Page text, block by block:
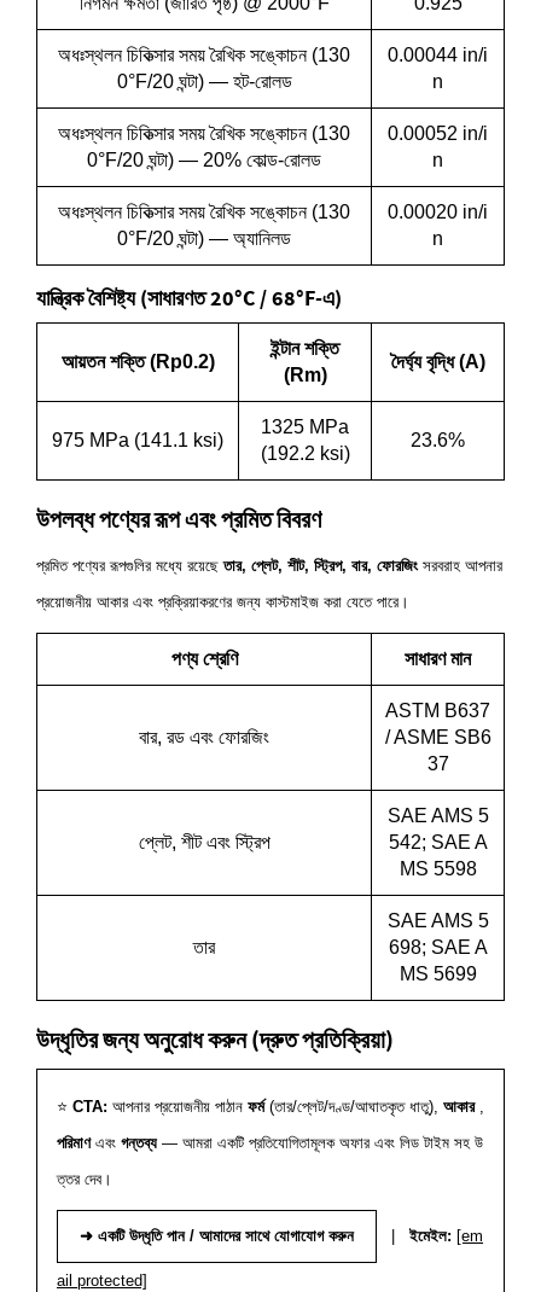
অধঃস্থলন চিকিত্সার সময় রৈখিক সঙ্কোচন (130
0°F/20 ঘন্টা) — হট-রোলড
0.00044 in/i
n
অধঃস্থলন চিকিত্সার সময় রৈখিক সঙ্কোচন (130
0°F/20 ঘন্টা) — 20% কোল্ড-রোলড
0.00052 in/i
n
অধঃস্থলন চিকিত্সার সময় রৈখিক সঙ্কোচন (130
0°F/20 ঘন্টা) — অ্যানিলড
0.00020 in/i
n
যান্ত্রিক বৈশিষ্ট্য (সাধারণত 20°C / 68°F-এ)
আয়তন শক্তি (Rp0.2)
ইন্টান শক্তি
(Rm)
দৈর্ঘ্য বৃদ্ধি (A)
975 MPa (141.1 ksi)
1325 MPa
(192.2 ksi)
23.6%
উপলব্ধ পণ্যের রূপ এবং প্রমিত বিবরণ
প্রমিত পণ্যের রূপগুলির মধ্যে রয়েছেতার, প্লেট, শীট, স্ট্রিপ, বার, ফোরজিং সরবরাহ আপনার
প্রয়োজনীয় আকার এবং প্রক্রিয়াকরণের জন্য কাস্টমাইজ করা যেতে পারে।
পণ্য শ্রেণি সাধারণ মান
বার, রড এবং ফোরজিং
ASTM B637
/ ASME SB6
37
প্লেট, শীট এবং স্ট্রিপ
SAE AMS 5
542; SAE A
MS 5598
তার
SAE AMS 5
698; SAE A
MS 5699
উদ্ধৃতির জন্য অনুরোধ করুন (দ্রুত প্রতিক্রিয়া)
⭐ CTA: আপনার প্রয়োজনীয় পাঠান ফর্ম (তার/প্লেট/দণ্ড/আঘাতকৃত ধাতু), আকার
পরিমাণ এবং গন্তব্য — আমরা একটি প্রতিযোগিতামূলক অফার এবং লিড টাইম সহ উ
ত্তর দেব।
➜ একটি উদ্ধৃতি পান / আমাদের সাথে যোগাযোগ করুন |ইমেইল: [em
ail protected]